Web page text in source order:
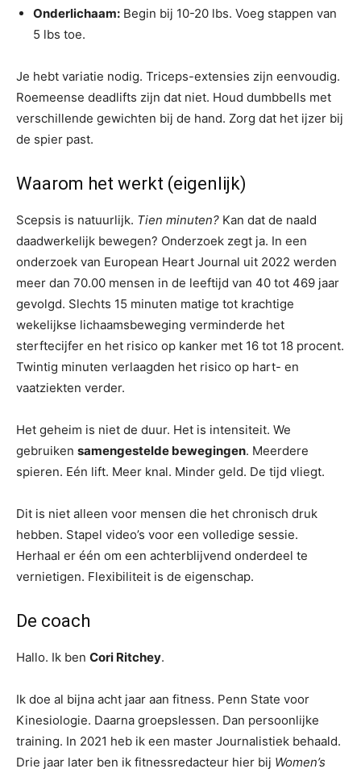
Onderlichaam: Begin bij 10-20 lbs. Voeg stappen van
5 lbs toe.
Je hebt variatie nodig. Triceps-extensies zijn eenvoudig.
Roemeense deadlifts zijn dat niet. Houd dumbbells met
verschillende gewichten bij de hand. Zorg dat het ijzer bij
de spier past.
Waarom het werkt (eigenlijk)
Scepsis is natuurlijk. Tien minuten? Kan dat de naald
daadwerkelijk bewegen? Onderzoek zegt ja. In een
onderzoek van European Heart Journal uit 2022 werden
meer dan 70.00 mensen in de leeftijd van 40 tot 469 jaar
gevolgd. Slechts 15 minuten matige tot krachtige
wekelijkse lichaamsbeweging verminderde het
sterftecijfer en het risico op kanker met 16 tot 18 procent.
Twintig minuten verlaagden het risico op hart- en
vaatziekten verder.
Het geheim is niet de duur. Het is intensiteit. We
gebruiken samengestelde bewegingen. Meerdere
spieren. Eén lift. Meer knal. Minder geld. De tijd vliegt.
Dit is niet alleen voor mensen die het chronisch druk
hebben. Stapel video’s voor een volledige sessie.
Herhaal er één om een ​​achterblijvend onderdeel te
vernietigen. Flexibiliteit is de eigenschap.
De coach
Hallo. Ik ben Cori Ritchey.
Ik doe al bijna acht jaar aan fitness. Penn State voor
Kinesiologie. Daarna groepslessen. Dan persoonlijke
training. In 2021 heb ik een master Journalistiek behaald.
Drie jaar later ben ik fitnessredacteur hier bij Women’s